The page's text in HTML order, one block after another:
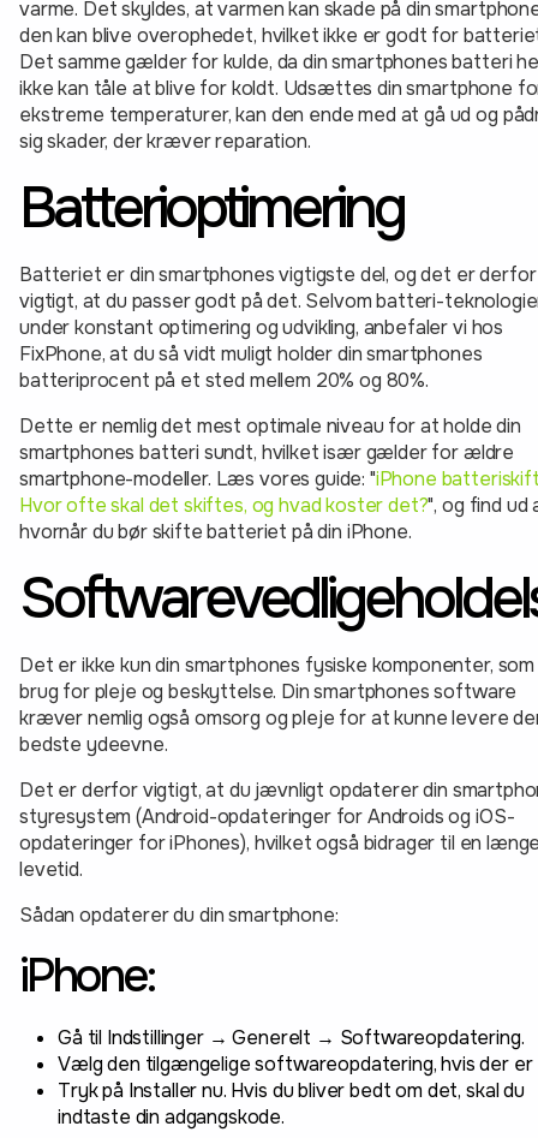
varme. Det skyldes, at varmen kan skade på din
den kan blive overophedet, hvilket ikke er godt for
Det samme gælder for kulde, da din smartphones batteri
ikke kan tåle at blive for koldt. Udsættes din smartphone
ekstreme temperaturer, kan den ende med at gå ud og
sig skader, der kræver reparation.
Batterioptimering
Batteriet er din smartphones vigtigste del, og det er derfor
vigtigt, at du passer godt på det. Selvom batteri-
under konstant optimering og udvikling, anbefaler vi hos
FixPhone, at du så vidt muligt holder din smartphones
batteriprocent på et sted mellem 20% og 80%.
Dette er nemlig det mest optimale niveau for at holde din
smartphones batteri sundt, hvilket især gælder for ældre
smartphone-modeller. Læs vores guide: "iPhone
Hvor ofte skal det skiftes, og hvad koster det?", og find ud
hvornår du bør skifte batteriet på din iPhone.
Det er ikke kun din smartphones fysiske komponenter,
brug for pleje og beskyttelse. Din smartphones software
kræver nemlig også omsorg og pleje for at kunne levere
bedste ydeevne.
Det er derfor vigtigt, at du jævnligt opdaterer din
styresystem (Android-opdateringer for Androids og iOS-
opdateringer for iPhones), hvilket også bidrager til en
levetid.
Sådan opdaterer du din smartphone:
iPhone:
Gå til Indstillinger → Generelt → Softwareopdatering.
Vælg den tilgængelige softwareopdatering, hvis der er
Tryk på Installer nu. Hvis du bliver bedt om det, skal du
indtaste din adgangskode.